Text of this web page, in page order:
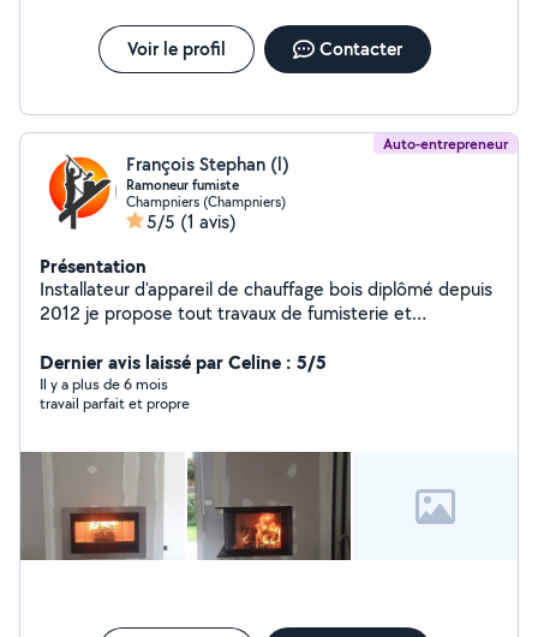
Voir le profil Contacter
Auto-entrepreneur
François Stephan (l)
Ramoneur fumiste
Champniers (Champniers)
5/5 (1 avis)
Présentation
Installateur d'appareil de chauffage bois diplômé depuis
2012 je propose tout travaux de fumisterie et
Cheminées sur mesure -Tubage de cheminées -
Ramonage -Entretien de poêle à granulés -Entretien de
chaudière fioul Jai un CAP de metallier serrurier soudeur
Corp de métier je suis très bricoleur.
Dernier avis laissé par Celine : 5/5
Il y a plus de 6 mois
travail parfait et propre